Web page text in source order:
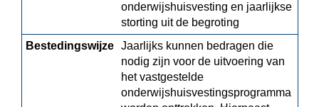
onderwijshuisvesting en jaarlijkse
storting uit de begroting
Bestedingswijze Jaarlijks kunnen bedragen die
nodig zijn voor de uitvoering van
het vastgestelde
onderwijshuisvestingsprogramma